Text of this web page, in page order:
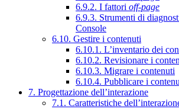
6.9.2. I fattori off-page
6.9.3. Strumenti di
Console
6.10. Gestire i contenuti
6.10.1. L’inventario dei
6.10.2. Revisionare i
6.10.3. Migrare i contenuti
6.10.4. Pubblicare i
7. Progettazione dell’interazione
7.1. Caratteristiche